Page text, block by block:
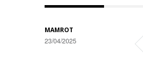
MAMROT
23/04/2025